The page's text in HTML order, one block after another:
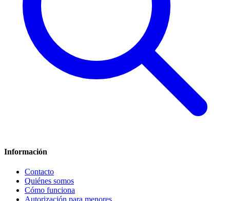
Información
Contacto
Quiénes somos
Cómo funciona
Autorización para menores